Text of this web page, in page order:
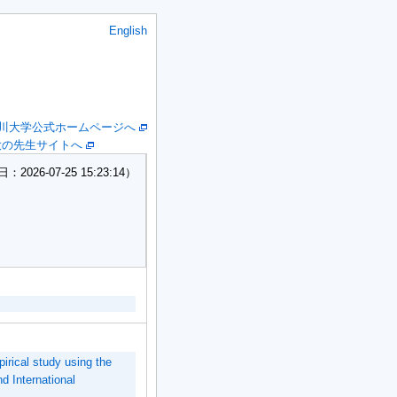
English
大学公式ホームページへ
先生サイトへ
2026-07-25 15:23:14）
study using the
International